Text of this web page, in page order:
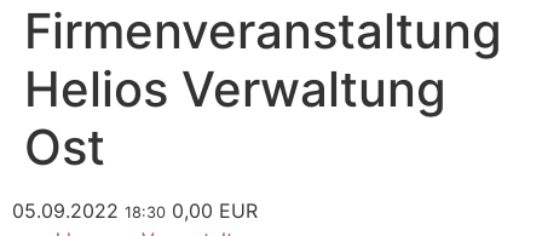
Firmenveranstaltung
Helios Verwaltung
Ost
05.09.2022 18:30 0,00 EUR